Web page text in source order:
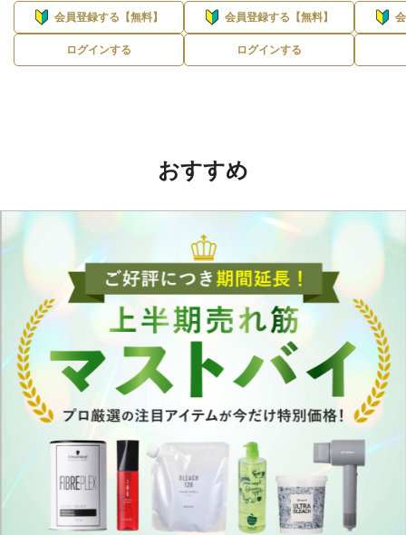
会員登録する【無料】
ログインする
会員登録する【無料】
ログインする
おすすめ